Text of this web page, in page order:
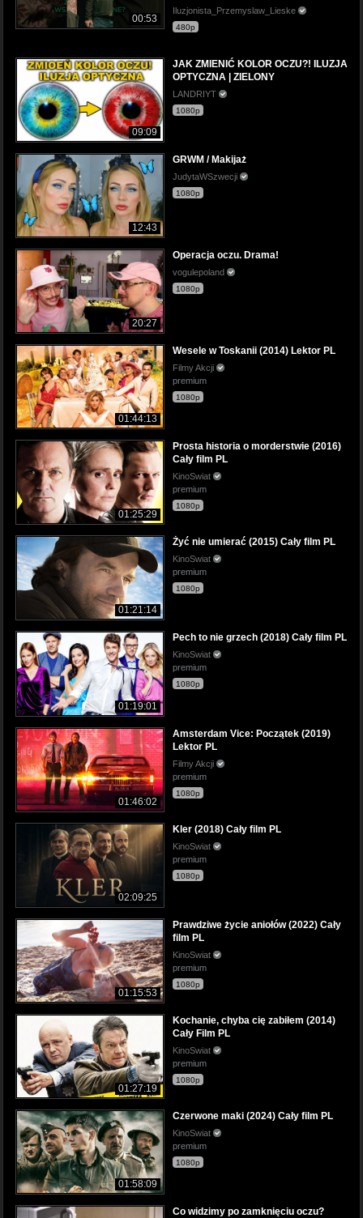
00:53
Iluzjonista_Przemyslaw_Lieske
480p
09:09
JAK ZMIENIĆ KOLOR OCZU?! ILUZJA
OPTYCZNA | ZIELONY
LANDRIYT
1080p
12:43
GRWM / Makijaż
JudytaWSzwecji
1080p
20:27
Operacja oczu. Drama!
vogulepoland
1080p
01:44:13
Wesele w Toskanii (2014) Lektor PL
Filmy Akcji
premium
1080p
01:25:29
Prosta historia o morderstwie (2016)
Cały film PL
KinoSwiat
premium
1080p
01:21:14
Żyć nie umierać (2015) Cały film PL
KinoSwiat
premium
1080p
01:19:01
Pech to nie grzech (2018) Cały film PL
KinoSwiat
premium
1080p
01:46:02
Amsterdam Vice: Początek (2019)
Lektor PL
Filmy Akcji
premium
1080p
02:09:25
Kler (2018) Cały film PL
KinoSwiat
premium
1080p
01:15:53
Prawdziwe życie aniołów (2022) Cały
film PL
KinoSwiat
premium
1080p
01:27:19
Kochanie, chyba cię zabiłem (2014)
Cały Film PL
KinoSwiat
premium
1080p
01:58:09
Czerwone maki (2024) Cały film PL
KinoSwiat
premium
1080p
Co widzimy po zamknięciu oczu?